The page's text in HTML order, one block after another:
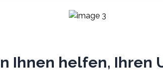
Ihnen helfen, Ihren